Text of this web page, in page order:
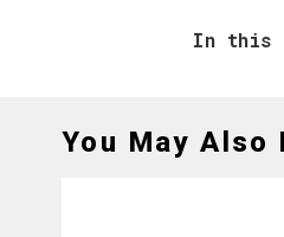
In this
You May Also